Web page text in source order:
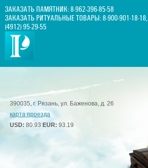
ЗАКАЗАТЬ ПАМЯТНИК:8-962-396-85-58
ЗАКАЗАТЬ РИТУАЛЬНЫЕ ТОВАРЫ:8-900-901-18-18,
(4912) 95-29-55
390035, г. Рязань, ул. Баженова, д. 26
карта проезда
USD: 80.93 EUR: 93.19